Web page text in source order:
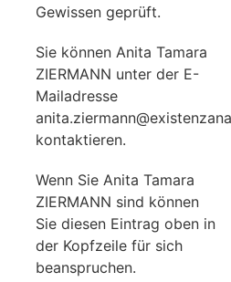
Gewissen geprüft.
Sie können Anita Tamara
ZIERMANN unter der E-
Mailadresse
kontaktieren.
Wenn Sie Anita Tamara
ZIERMANN sind können
Sie diesen Eintrag oben in
der Kopfzeile für sich
beanspruchen.